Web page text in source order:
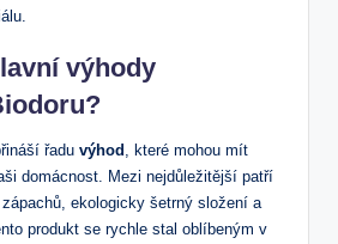
výhody
řadu výhod , které mohou mít
domácnost. Mezi nejdůležitější patří
ekologicky šetrný složení a
produkt se rychle stal oblíbeným v